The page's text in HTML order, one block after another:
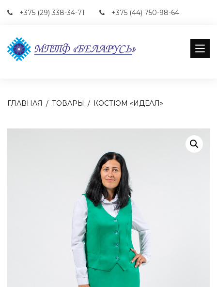
+375 (29) 338-34-71 +375 (44) 750-98-64
ГЛАВНАЯ ТОВАРЫ КОСТЮМ «ИДЕАЛ»